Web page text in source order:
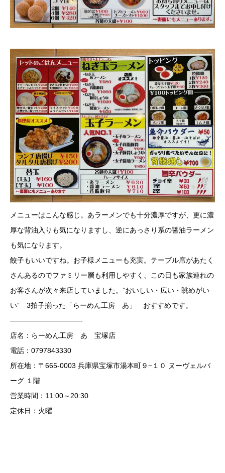
メニューはこんな感じ。あラーメンでも十分濃厚ですが、更に濃
厚な背油入りも気になりますし、逆にあっさり系の醤油ラーメン
も気になります。
餃子もいいですね。お子様メニューも充実。テーブル席があたく
さんあるのでファミリー層も利用しやすく、この日も家族連れの
お客さんが次々来店していました。”おいしい・広い・眺めがい
い” 3拍子揃った「らーめん工房 あ」 おすすめです。
——————————-
店名：らーめん工房 あ 宝塚店
電話：0797843330
所在地：〒665-0003 兵庫県宝塚市湯本町９−１０ ヌーヴェルバ
ーグ １階
営業時間：11:00～20:30
定休日：火曜